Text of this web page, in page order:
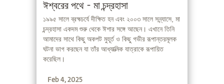
ঈশ্বরের পথে - মা চন্দ্রহাসা
১৯৯৫ সালে ব্রহ্মচর্যে দীক্ষিত হন এবং ২০০৩ সালে সন্ন্যাসে, মা
চন্দ্রহাসা একদম শুরু থেকে ঈশার সঙ্গে আছেন। এখানে তিনি
আমাদের সাথে কিছু অকপট মুহূর্ত ও কিছু গভীর রূপান্তরমূলক
ঘটনা ভাগ করছেন যা তাঁর আধ্যাত্মিক যাত্রাকে রূপায়িত
করেছিল।
Feb 4, 2025